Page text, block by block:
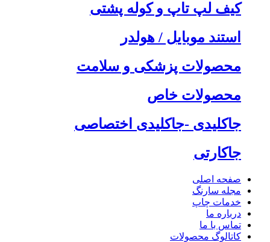
کیف لپ تاپ و کوله پشتی
استند موبایل / هولدر
محصولات پزشکی و سلامت
محصولات خاص
جاکلیدی -جاکلیدی اختصاصی
جاکارتی
صفحه اصلی
مجله سارنگ
خدمات چاپ
درباره ما
تماس با ما
کاتالوگ محصولات